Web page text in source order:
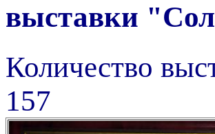
выставки
Количество
157